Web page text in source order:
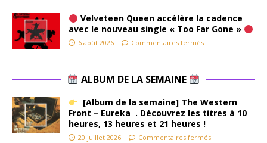
Velveteen Queen accélère la cadence
avec le nouveau single « Too Far Gone »
6 août 2026 Commentaires fermés
ALBUM DE LA SEMAINE
[Album de la semaine] The Western
Front – Eureka . Découvrez les titres à 10
heures, 13 heures et 21 heures !
20 juillet 2026 Commentaires fermés